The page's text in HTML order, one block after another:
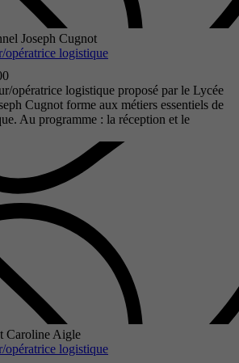
Joseph Cugnot
opératrice logistique
opératrice logistique proposé par le Lycée
Cugnot forme aux métiers essentiels de
Au programme : la réception et le
Caroline Aigle
opératrice logistique